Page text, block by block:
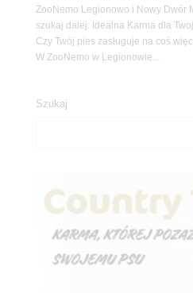
ZooNemo Legionowo i Nowy Dwór
szukaj dalej: Idealna Karma dla
Czy Twój pies zasługuje na coś
W ZooNemo w Legionowie...
Szukaj